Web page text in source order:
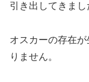
引き出してきまし
オスカーの存在
りません。